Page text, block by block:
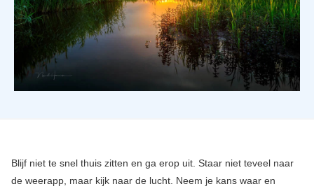
Blijf niet te snel thuis zitten en ga erop uit. Staar niet teveel naar
de weerapp, maar kijk naar de lucht. Neem je kans waar en